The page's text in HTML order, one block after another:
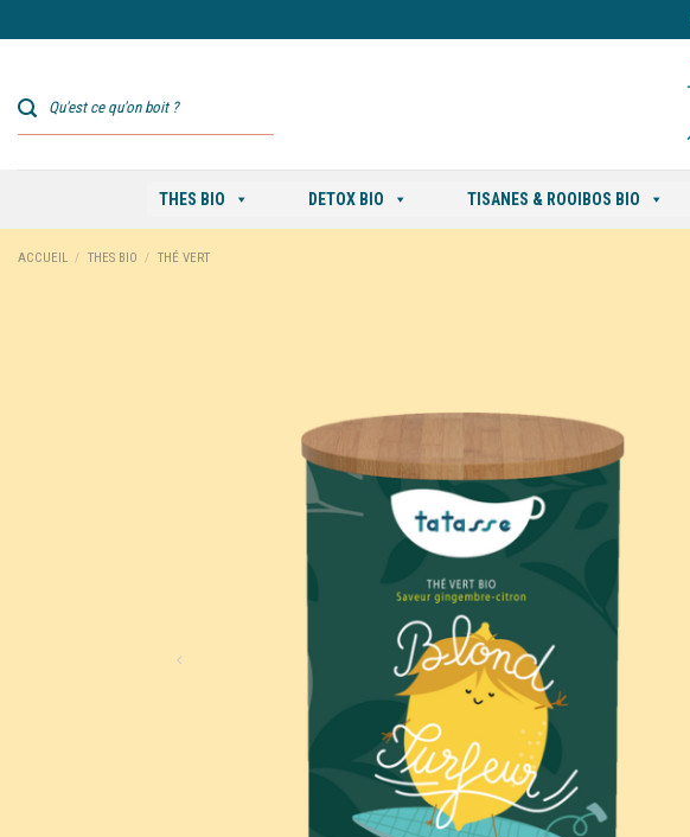
to
THES BIO DETOX BIO TISANES & ROOIBOS BIO
ACCUEIL / THES BIO / THÉ VERT